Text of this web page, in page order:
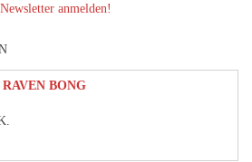
Newsletter anmelden!
BONG